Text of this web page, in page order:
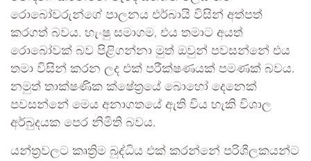
රොබෝවරුන්ගේ පාලනය එර්බායි විසින් අත්පත්
කරගත් බවය. හැංෂු සමාගම, එය තමාට අයත්
රොබෝවක් බව පිළිගන්නා මුත් ඔවුන් පවසන්නේ එය
තමා විසින් කරන ලද එක් පරීක්ෂණයක් පමණක් බවය.
නමුත් තාක්ෂණික ක්ෂේත්‍රයේ බොහෝ දෙනෙක්
පවසන්නේ මෙය අනාගතයේ ඇති විය හැකි විශාල
අර්බුදයක පෙර නිමිති බවය.
යන්ත්‍රවලට කෘත්‍රිම බුද්ධිය එක් කරන්නේ පරිශීලකයන්ට